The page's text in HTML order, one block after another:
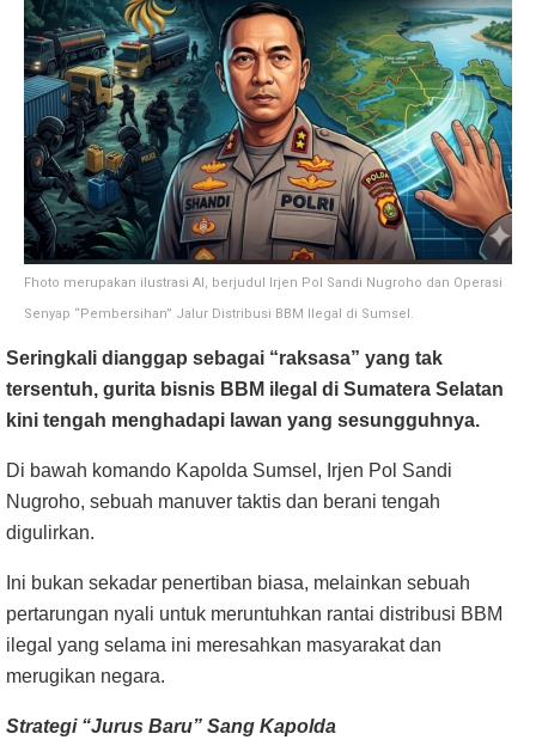
Fhoto merupakan ilustrasi AI, berjudul Irjen Pol Sandi Nugroho dan Operasi
Senyap “Pembersihan” Jalur Distribusi BBM Ilegal di Sumsel.
Seringkali dianggap sebagai “raksasa” yang tak
tersentuh, gurita bisnis BBM ilegal di Sumatera Selatan
kini tengah menghadapi lawan yang sesungguhnya.
Di bawah komando Kapolda Sumsel, Irjen Pol Sandi
Nugroho, sebuah manuver taktis dan berani tengah
digulirkan.
Ini bukan sekadar penertiban biasa, melainkan sebuah
pertarungan nyali untuk meruntuhkan rantai distribusi BBM
ilegal yang selama ini meresahkan masyarakat dan
merugikan negara.
Strategi “Jurus Baru” Sang Kapolda